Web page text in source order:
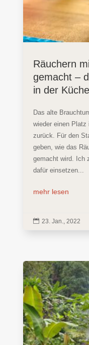
Räuchern
gemacht –
in der
Das alte
wieder einen Platz
zurück. Für den
geben, wie das
gemacht wird. Ich
dafür einsetzen...
mehr lesen
 23. Jan., 2022